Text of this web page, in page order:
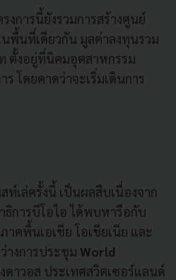
งการนี้ยังรวมการสร้างศูนย์
พื้นที่เดียวกัน มูลค่าลงทุนรวม
ตั้งอยู่ที่นิคมอุตสาหกรรม
โดยคาดว่าจะเริ่มเดินการ
ท์เล่ครั้งนี้ เป็นผลสืบเนื่องจาก
ธิการบีโอไอ ได้พบหารือกับ
คพื้นเอเชีย โอเชียเนีย และ
างการประชุม World
ดาวอส ประเทศสวิตเซอร์แลนด์